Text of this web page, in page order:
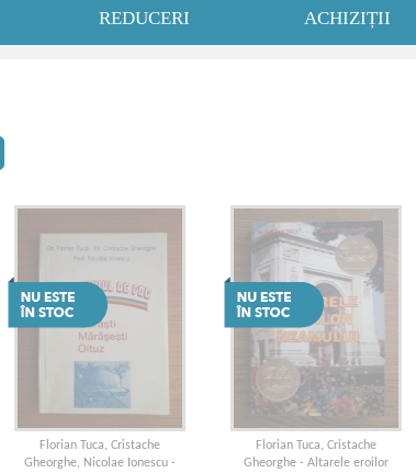
REDUCERI ACHIZIȚII
Florian Tuca, Cristache
Gheorghe, Nicolae Ionescu -
Florian Tuca, Cristache
Gheorghe - Altarele eroilor